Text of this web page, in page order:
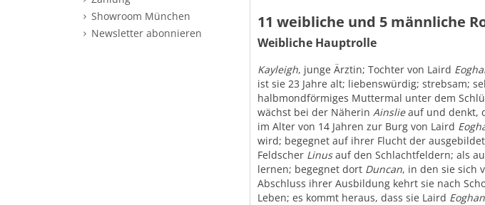
Showroom München
Newsletter abonnieren
11 weibliche und 5 männliche
Weibliche Hauptrolle
Kayleigh, junge Ärztin; Tochter von Laird
ist sie 23 Jahre alt; liebenswürdig; strebsam;
halbmondförmiges Muttermal unter dem
wächst bei der Näherin Ainslieauf und denkt,
im Alter von 14 Jahren zur Burg von Laird
wird; begegnet auf ihrer Flucht der
Feldscher Linusauf den Schlachtfeldern; als
lernen; begegnet dort Duncan, in den sie sich
Abschluss ihrer Ausbildung kehrt sie nach
Leben; es kommt heraus, dass sie Laird Eoghan